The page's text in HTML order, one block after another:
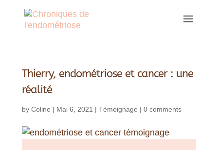
Thierry, endométriose et cancer : une
réalité
by Coline | Mai 6, 2021 | Témoignage | 0 comments